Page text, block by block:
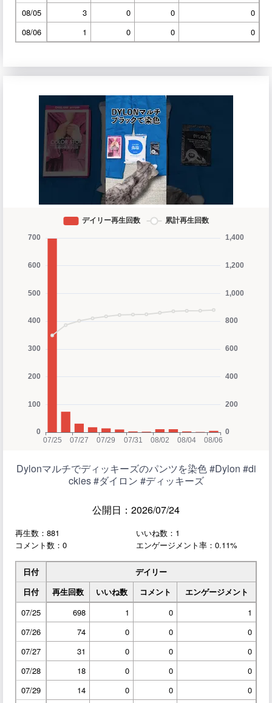
08/05
3 0 0
0
08/06
1 0 0 0
Dylonマルチでディッキーズのパンツを染色 #Dylon #di
ckies #ダイロン #ディッキーズ
公開日：2026/07/24
再生数：881
いいね数：1
コメント数：0
エンゲージメント率：0.11%
日付
デイリー
日付
再生回数 いいね数 コメント
エンゲージメント
07/25
698 1 0
1
07/26
74 0 0
0
07/27
31 0 0
0
07/28
18 0 0
0
07/29
14 0 0 0